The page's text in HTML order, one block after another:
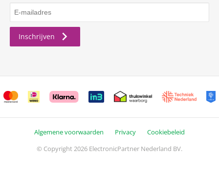
Inschrijven
Algemene voorwaarden Privacy
Cookiebeleid
© Copyright 2026 ElectronicPartner Nederland BV.